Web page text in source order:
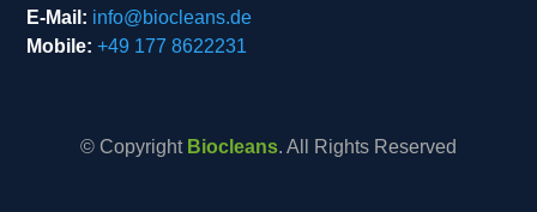
E-Mail: info@biocleans.de
Mobile: +49 177 8622231
© Copyright Biocleans. All Rights Reserved